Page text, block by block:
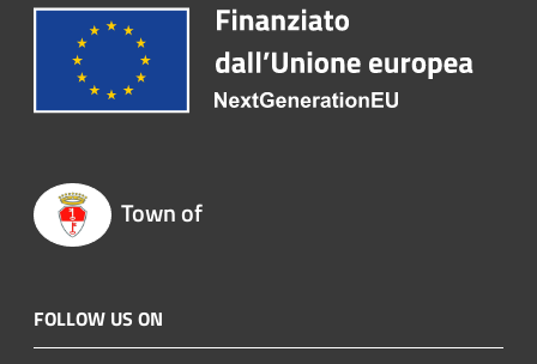
Town of
FOLLOW US ON